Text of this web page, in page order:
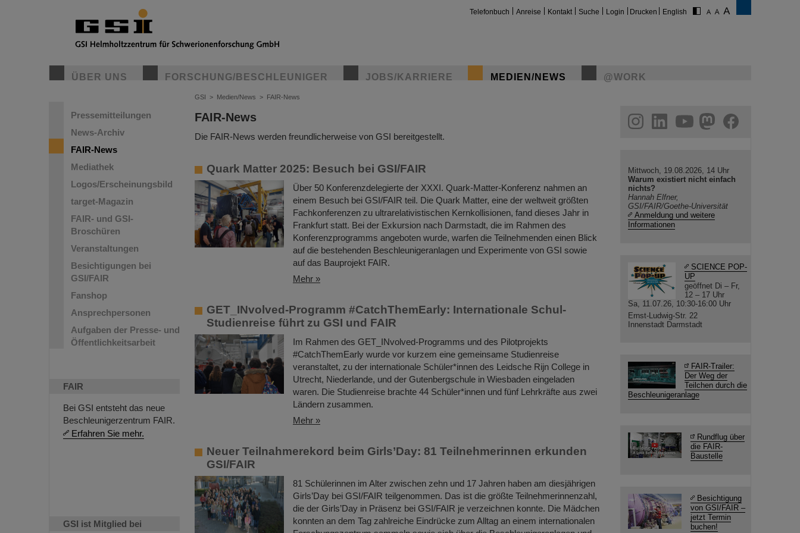
Telefonbuch Anreise Kontakt Suche Login Drucken English
ÜBER UNS FORSCHUNG/BESCHLEUNIGER JOBS/KARRIERE MEDIEN/NEWS @WORK
Pressemitteilungen
News-Archiv
FAIR-News
Mediathek
Logos/Erscheinungsbild
target-Magazin
FAIR- und GSI-
Broschüren
Veranstaltungen
Besichtigungen bei
GSI/FAIR
Fanshop
Ansprechpersonen
Aufgaben der Presse- und
Öffentlichkeitsarbeit
FAIR
Bei GSI entsteht das neue
Beschleunigerzentrum FAIR.
Erfahren Sie mehr.
GSI ist Mitglied bei
GSI > Medien/News > FAIR-News
FAIR-News
Die FAIR-News werden freundlicherweise von GSI bereitgestellt.
Quark Matter 2025: Besuch bei GSI/FAIR
Über 50 Konferenzdelegierte der XXXI. Quark-Matter-Konferenz nahmen an
einem Besuch bei GSI/FAIR teil. Die Quark Matter, eine der weltweit größten
Fachkonferenzen zu ultrarelativistischen Kernkollisionen, fand dieses Jahr in
Frankfurt statt. Bei der Exkursion nach Darmstadt, die im Rahmen des
Konferenzprogramms angeboten wurde, warfen die Teilnehmenden einen Blick
auf die bestehenden Beschleunigeranlagen und Experimente von GSI sowie
auf das Bauprojekt FAIR.
Mehr »
GET_INvolved-Programm #CatchThemEarly: Internationale Schul-
Studienreise führt zu GSI und FAIR
Im Rahmen des GET_INvolved-Programms und des Pilotprojekts
#CatchThemEarly wurde vor kurzem eine gemeinsame Studienreise
veranstaltet, zu der internationale Schüler*innen des Leidsche Rijn College in
Utrecht, Niederlande, und der Gutenbergschule in Wiesbaden eingeladen
waren. Die Studienreise brachte 44 Schüler*innen und fünf Lehrkräfte aus zwei
Ländern zusammen.
Mehr »
Neuer Teilnahmerekord beim Girls’Day: 81 Teilnehmerinnen erkunden
GSI/FAIR
81 Schülerinnen im Alter zwischen zehn und 17 Jahren haben am diesjährigen
Girls’Day bei GSI/FAIR teilgenommen. Das ist die größte Teilnehmerinnenzahl,
die der Girls’Day in Präsenz bei GSI/FAIR je verzeichnen konnte. Die Mädchen
konnten an dem Tag zahlreiche Eindrücke zum Alltag an einem internationalen
helmholtz.social
facebook
Mittwoch, 19.08.2026, 14 Uhr
Warum existiert nicht einfach
nichts?
Hannah Elfner,
GSI/FAIR/Goethe-Universität
Anmeldung und weitere
Informationen
SCIENCE POP-
UP
geöffnet Di – Fr,
12 – 17 Uhr
Sa, 11.07.26, 10:30-16:00 Uhr
Ernst-Ludwig-Str. 22
Innenstadt Darmstadt
FAIR-Trailer:
Der Weg der
Teilchen durch die
Beschleunigeranlage
Rundflug über
die FAIR-
Baustelle
Besichtigung
von GSI/FAIR –
jetzt Termin
buchen!